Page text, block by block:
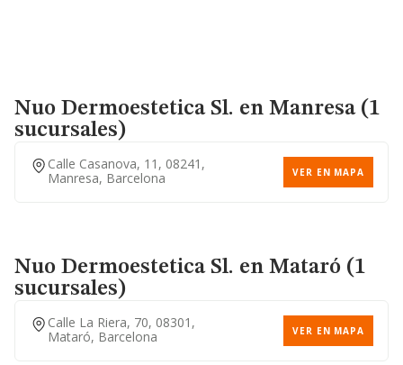
Nuo Dermoestetica Sl. en Manresa (1
sucursales)
Calle Casanova, 11, 08241,
Manresa, Barcelona
VER EN MAPA
Nuo Dermoestetica Sl. en Mataró (1
sucursales)
Calle La Riera, 70, 08301,
Mataró, Barcelona
VER EN MAPA